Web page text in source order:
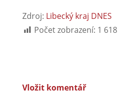
Zdroj: Libecký kraj DNES
Počet zobrazení: 1 618
Vložit komentář